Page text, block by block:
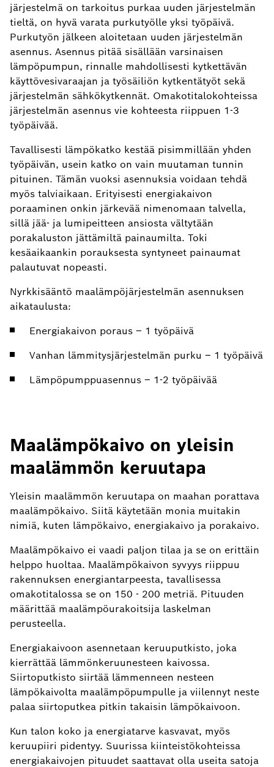
järjestelmä on tarkoitus purkaa uuden järjestelmän
tieltä, on hyvä varata purkutyölle yksi työpäivä.
Purkutyön jälkeen aloitetaan uuden järjestelmän
asennus. Asennus pitää sisällään varsinaisen
lämpöpumpun, rinnalle mahdollisesti kytkettävän
käyttövesivaraajan ja työsäiliön kytkentätyöt sekä
järjestelmän sähkökytkennät. Omakotitalokohteissa
järjestelmän asennus vie kohteesta riippuen 1-3
työpäivää.
Tavallisesti lämpökatko kestää pisimmillään yhden
työpäivän, usein katko on vain muutaman tunnin
pituinen. Tämän vuoksi asennuksia voidaan tehdä
myös talviaikaan. Erityisesti energiakaivon
poraaminen onkin järkevää nimenomaan talvella,
sillä jää- ja lumipeitteen ansiosta vältytään
porakaluston jättämiltä painaumilta. Toki
kesäaikaankin porauksesta syntyneet painaumat
palautuvat nopeasti.
Nyrkkisääntö maalämpöjärjestelmän asennuksen
aikataulusta:
Energiakaivon poraus – 1 työpäivä
Vanhan lämmitysjärjestelmän purku – 1 työpäivä
Lämpöpumppuasennus – 1-2 työpäivää
Maalämpökaivo on yleisin
maalämmön keruutapa
Yleisin maalämmön keruutapa on maahan porattava
maalämpökaivo. Siitä käytetään monia muitakin
nimiä, kuten lämpökaivo, energiakaivo ja porakaivo.
Maalämpökaivo ei vaadi paljon tilaa ja se on erittäin
helppo huoltaa. Maalämpökaivon syvyys riippuu
rakennuksen energiantarpeesta, tavallisessa
omakotitalossa se on 150 - 200 metriä. Pituuden
määrittää maalämpöurakoitsija laskelman
perusteella.
Energiakaivoon asennetaan keruuputkisto, joka
kierrättää lämmönkeruunesteen kaivossa.
Siirtoputkisto siirtää lämmenneen nesteen
lämpökaivolta maalämpöpumpulle ja viilennyt neste
palaa siirtoputkea pitkin takaisin lämpökaivoon.
Kun talon koko ja energiatarve kasvavat, myös
keruupiiri pidentyy. Suurissa kiinteistökohteissa
energiakaivojen pituudet saattavat olla useita satoja